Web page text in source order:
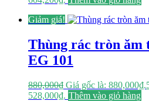
Giảm giá!
Thùng rác tròn ăm
EG 101
880,000₫ Giá gốc là: 880,000₫.
528,000₫. Thêm vào giỏ hàng